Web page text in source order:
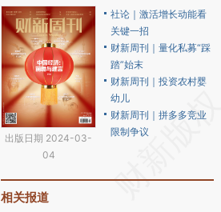
出版日期 2024-03-
04
社论｜激活增长动能看
关键一招
财新周刊｜量化私募“踩
踏”始末
财新周刊｜投资农村婴
幼儿
财新周刊｜拼多多竞业
限制争议
相关报道